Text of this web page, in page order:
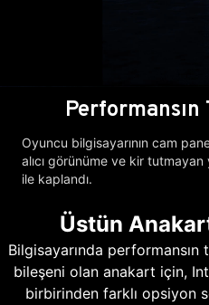
Performansın
Oyuncu bilgisayarının cam
alıcı görünüme ve kir tutmayan
ile kaplandı.
Üstün
Bilgisayarında
bileşeni olan anakart için,
birbirinden farklı opsiyon